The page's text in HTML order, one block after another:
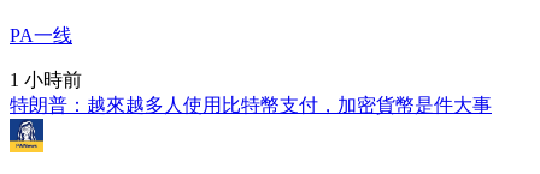
PA一线
1 小時前
特朗普：越來越多人使用比特幣支付，加密貨幣是件大事